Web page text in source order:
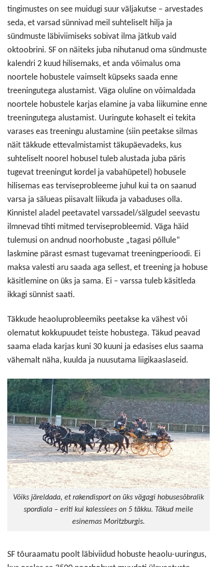
tingimustes on see muidugi suur väljakutse – arvestades
seda, et varsad sünnivad meil suhteliselt hilja ja
sündmuste läbiviimiseks sobivat ilma jätkub vaid
oktoobrini. SF on näiteks juba nihutanud oma sündmuste
kalendri 2 kuud hilisemaks, et anda võimalus oma
noortele hobustele vaimselt küpseks saada enne
treeningutega alustamist. Väga oluline on võimaldada
noortele hobustele karjas elamine ja vaba liikumine enne
treeningutega alustamist. Uuringute kohaselt ei tekita
varases eas treeningu alustamine (siin peetakse silmas
näit täkkude ettevalmistamist täkupäevadeks, kus
suhteliselt noorel hobusel tuleb alustada juba päris
tugevat treeningut kordel ja vabahüpetel) hobusele
hilisemas eas terviseprobleeme juhul kui ta on saanud
varsa ja sälueas piisavalt liikuda ja vabaduses olla.
Kinnistel aladel peetavatel varssadel/sälgudel seevastu
ilmnevad tihti mitmed terviseprobleemid. Väga häid
tulemusi on andnud noorhobuste „tagasi põllule“
laskmine pärast esmast tugevamat treeningperioodi. Ei
maksa valesti aru saada aga sellest, et treening ja hobuse
käsitlemine on üks ja sama. Ei – varssa tuleb käsitleda
ikkagi sünnist saati.
Täkkude heaoluprobleemiks peetakse ka vähest või
olematut kokkupuudet teiste hobustega. Täkud peavad
saama elada karjas kuni 30 kuuni ja edasises elus saama
vähemalt näha, kuulda ja nuusutama liigikaaslaseid.
Võiks järeldada, et rakendisport on üks vägagi hobusesõbralik
spordiala – eriti kui kalessiees on 5 täkku. Täkud meile
esinemas Moritzburgis.
SF tõuraamatu poolt läbiviidud hobuste heaolu-uuringus,